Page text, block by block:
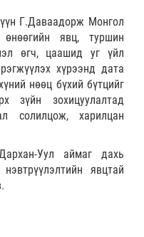
Г.Даваадорж Монгол
явц, туршин
өгч, цаашид уг үйл
хүрээнд дата
нөөц бүхий бүтцийг
зүйн зохицуулалтад
солилцож, харилцан
Уул аймаг дахь
явцтай